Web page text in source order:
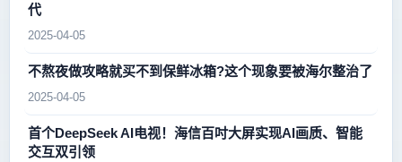
代
2025-04-05
不熬夜做攻略就买不到保鲜冰箱?这个现象要被海尔整治了
2025-04-05
首个DeepSeek AI电视！海信百吋大屏实现AI画质、智能
交互双引领